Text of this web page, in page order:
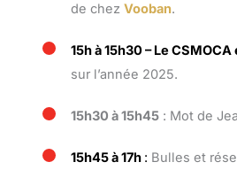
de chez Vooban.
15h à 15h30 – Le
sur l’année 2025.
15h30 à 15h45: Mot de
15h45 à 17h : Bulles et